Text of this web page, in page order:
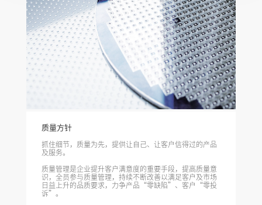
质量方针
抓住细节，质量为先，提供让自己、让客户信得过的产品
及服务。
质量管理是企业提升客户满意度的重要手段，提高质量意
识，全员参与质量管理，持续不断改善以满足客户及市场
日益上升的品质要求，力争产品“零缺陷”、客户“零投
诉”。